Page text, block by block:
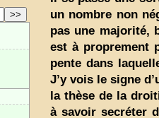
un nombre non
pas une majorité,
est à proprement
pente dans
J’y vois le signe
la thèse de la
à savoir secréter